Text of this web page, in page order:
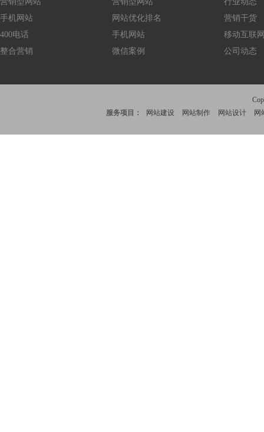
手机网站
400电话
整合营销
网站优化排名
手机网站
微信案例
营销干货
移动互联
公司动态
服务项目：
网站建设 网站制作 网站设计 网